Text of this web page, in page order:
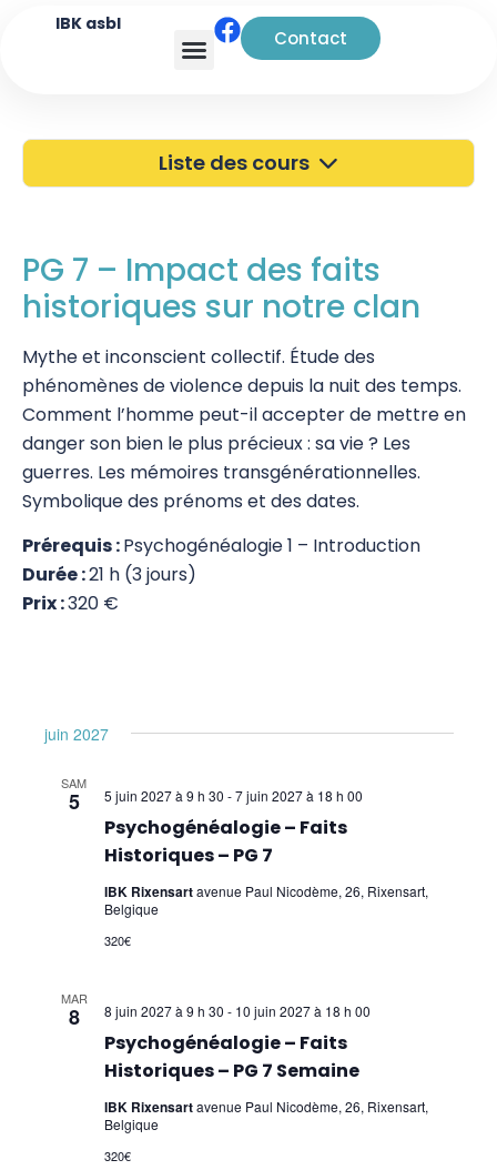
IBK asbl
Contact
Liste des cours
Portes Ouvertes
Atelier à Bruxelles
Découverte
Kinésiologie
Pratiques supervisées – Examens
EFT et Tapping
Psychogénéalogie
PG 1 – Introduction
PG 4 – Problématiques de deuil
PG 6 – Couple – relations amoureuses
PG 7 – Impact des faits historiques sur notre
PG 8 – Maladies en psychogénéalogie
Analyse Transactionnelle (AT)
Autres Formations
PG 7 – Impact des faits
historiques sur notre clan
Mythe et inconscient collectif. Étude des
phénomènes de violence depuis la nuit des temps.
Comment l’homme peut-il accepter de mettre en
danger son bien le plus précieux : sa vie ? Les
guerres. Les mémoires transgénérationnelles.
Symbolique des prénoms et des dates.
Prérequis :Psychogénéalogie 1 – Introduction
Durée :21 h (3 jours)
Prix :320 €
juin 2027
SAM
5
Psychogénéalogie – Faits
Historiques – PG 7
5 juin 2027 à 9 h 30 -7 juin 2027 à 18 h 00
IBK Rixensartavenue Paul Nicodème, 26, Rixensart,
Belgique
320€
MAR
8
Psychogénéalogie – Faits
Historiques – PG 7 Semaine
8 juin 2027 à 9 h 30 - 10 juin 2027 à 18 h 00
IBK Rixensartavenue Paul Nicodème, 26, Rixensart,
Belgique
320€